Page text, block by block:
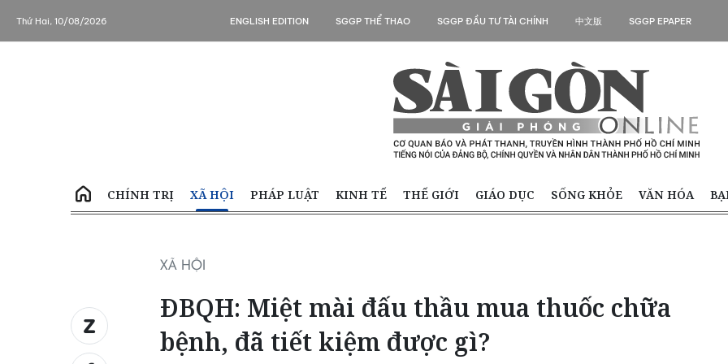
Thứ Hai, 10/08/2026 ENGLISH EDITION SGGP THỂ THAO SGGP ĐẦU TƯ TÀI CHÍNH 中文版 SGGP EPAPER
CHÍNH TRỊ XÃ HỘI PHÁP LUẬT KINH TẾ THẾ GIỚI GIÁO DỤC SỐNG KHỎE VĂN HÓA
XÃ HỘI
ĐBQH: Miệt mài đấu thầu mua thuốc chữa
bệnh, đã tiết kiệm được gì?